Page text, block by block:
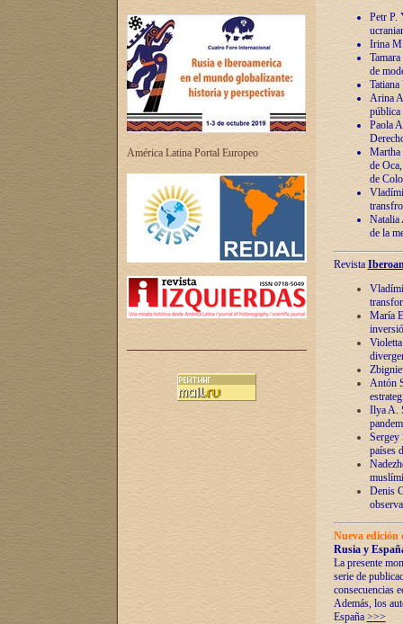
América Latina Portal Europeo
Petr P.
Irina
de
Arina
pública
Paola
Martha
de
de
Natalia
de la
Revista
María
Antón
Ilya A.
Sergey
países
Denis
Nueva
Rusia y
La presente
serie de
consecuencias
Además, los
España >>>